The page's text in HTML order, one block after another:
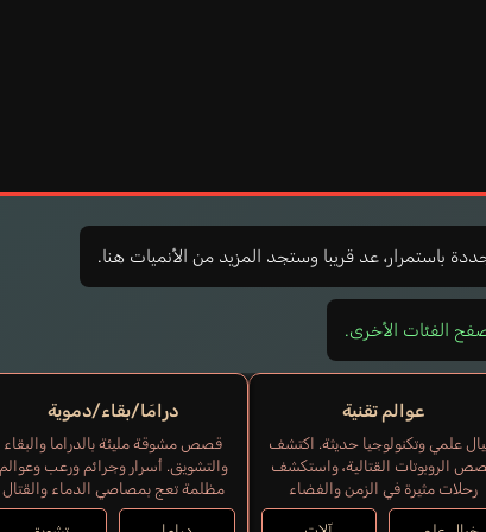
باستمرار، عد قريبا وستجد المزيد من الأنميات هنا.
الفئات الأخرى.
عوالم تقنية
علمي وتكنولوجيا حديثة. اكتشف
الروبوتات القتالية، واستكشف
رحلات مثيرة في الزمن والفضاء
درامَا/بقاء/دموية
قصص مشوقة مليئة بالدراما والبقاء
والتشويق. أسرار وجرائم ورعب وعوالم
مظلمة تعج بمصاصي الدماء والقتال